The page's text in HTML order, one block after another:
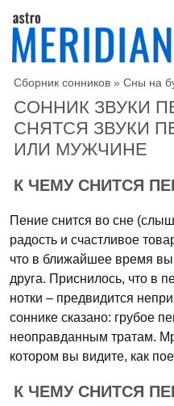
Сборник сонников » Сны на
СОННИК ЗВУКИ
СНЯТСЯ ЗВУКИ
ИЛИ МУЖЧИНЕ
К ЧЕМУ СНИТСЯ
Пение снится во сне
радость и счастливое
что в ближайшее время вы
друга. Приснилось, что в
нотки – предвидится
соннике сказано: грубое
неоправданным тратам.
котором вы видите, как
К ЧЕМУ СНИТСЯ